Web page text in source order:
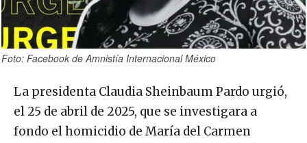
Foto: Facebook de Amnistía Internacional México
La presidenta Claudia Sheinbaum Pardo urgió,
el 25 de abril de 2025, que se investigara a
fondo el homicidio de María del Carmen